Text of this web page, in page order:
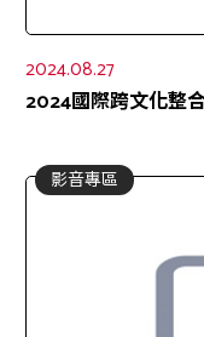
2024.08.27
2024國際跨文化整
影音專區